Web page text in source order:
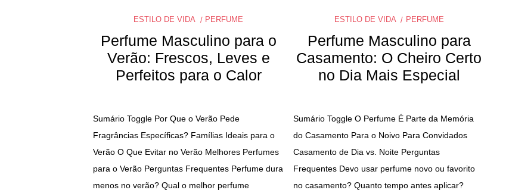
ESTILO DE VIDA PERFUME
Perfume Masculino para o
Verão: Frescos, Leves e
Perfeitos para o Calor
Sumário Toggle Por Que o Verão Pede
Fragrâncias Específicas? Famílias Ideais para o
Verão O Que Evitar no Verão Melhores Perfumes
para o Verão Perguntas Frequentes Perfume dura
menos no verão? Qual o melhor perfume
ESTILO DE VIDA PERFUME
Perfume Masculino para
Casamento: O Cheiro Certo
no Dia Mais Especial
Sumário Toggle O Perfume É Parte da Memória
do Casamento Para o Noivo Para Convidados
Casamento de Dia vs. Noite Perguntas
Frequentes Devo usar perfume novo ou favorito
no casamento? Quanto tempo antes aplicar?